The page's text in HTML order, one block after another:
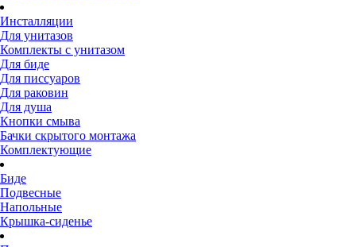
Инсталляции
Для унитазов
Комплекты с унитазом
Для биде
Для писсуаров
Для раковин
Для душа
Кнопки смыва
Бачки скрытого монтажа
Комплектующие
Биде
Подвесные
Напольные
Крышка-сиденье